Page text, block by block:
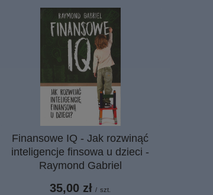
Finansowe IQ - Jak rozwinąć
inteligencje finsowa u dzieci -
Raymond Gabriel
35,00 zł / szt.